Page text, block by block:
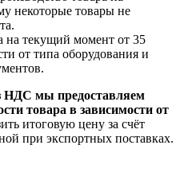
некоторые товары не
на текущий момент от 35
от типа оборудования и
НДС мы предоставляем
товара в зависимости от
итоговую цену за счёт
при экспортных поставках.